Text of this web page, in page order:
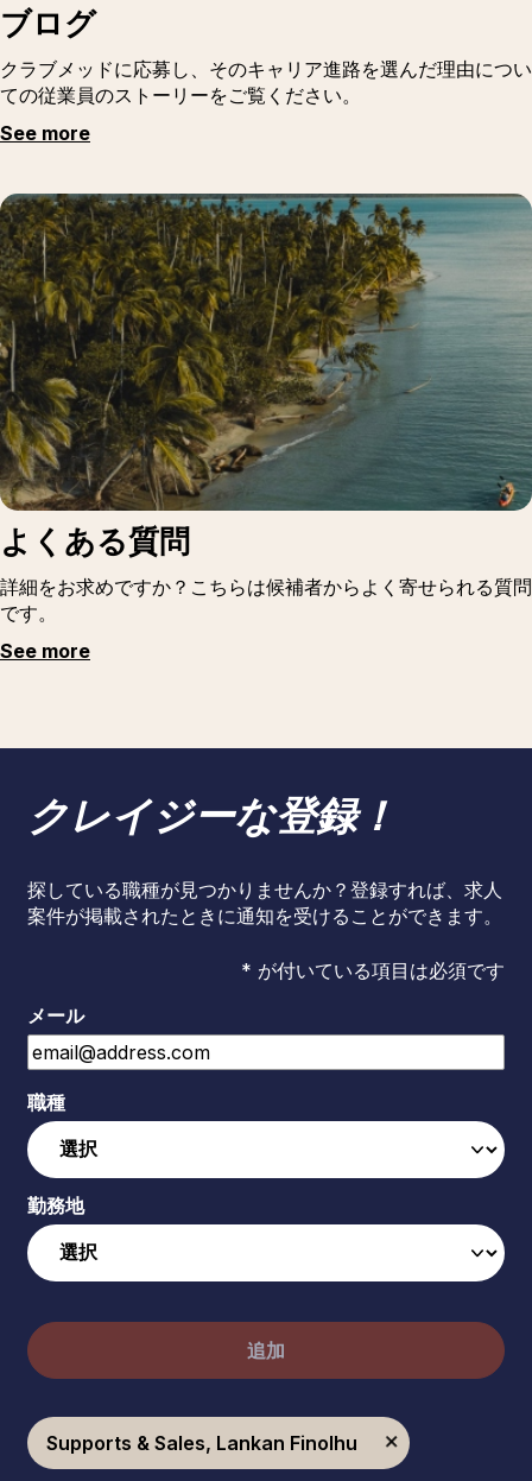
ブログ
クラブメッドに応募し、そのキャリア進路を選んだ理由につい
ての従業員のストーリーをご覧ください。
See more
よくある質問
詳細をお求めですか？こちらは候補者からよく寄せられる質問
です。
See more
クレイジーな登録！
探している職種が見つかりませんか？登録すれば、求人
案件が掲載されたときに通知を受けることができます。
* が付いている項目は必須です
メール
職種
勤務地
追加
Supports & Sales, Lankan Finolhu